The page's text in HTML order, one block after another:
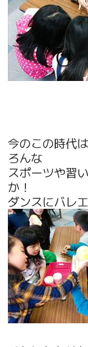
今のこの時代
ろんな
スポーツや習
か！
ダンスにバレ